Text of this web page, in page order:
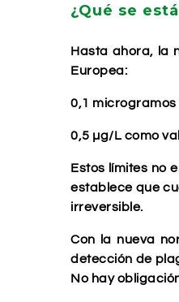
¿Qué se
Hasta ahora, la
Europea:
0,1
0,5 µg/L como
Estos límites no
establece que
irreversible.
Con la nueva
detección de
No hay